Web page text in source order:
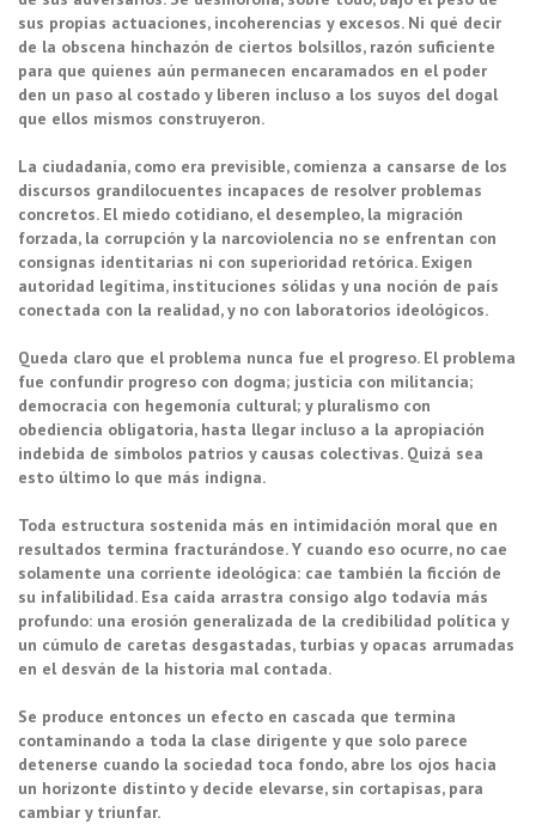
sus propias actuaciones, incoherencias y excesos. Ni qué decir
de la obscena hinchazón de ciertos bolsillos, razón suficiente
para que quienes aún permanecen encaramados en el poder
den un paso al costado y liberen incluso a los suyos del dogal
que ellos mismos construyeron.
La ciudadanía, como era previsible, comienza a cansarse de los
discursos grandilocuentes incapaces de resolver problemas
concretos. El miedo cotidiano, el desempleo, la migración
forzada, la corrupción y la narcoviolencia no se enfrentan con
consignas identitarias ni con superioridad retórica. Exigen
autoridad legítima, instituciones sólidas y una noción de país
conectada con la realidad, y no con laboratorios ideológicos.
Queda claro que el problema nunca fue el progreso. El problema
fue confundir progreso con dogma; justicia con militancia;
democracia con hegemonía cultural; y pluralismo con
obediencia obligatoria, hasta llegar incluso a la apropiación
indebida de símbolos patrios y causas colectivas. Quizá sea
esto último lo que más indigna.
Toda estructura sostenida más en intimidación moral que en
resultados termina fracturándose. Y cuando eso ocurre, no cae
solamente una corriente ideológica: cae también la ficción de
su infalibilidad. Esa caída arrastra consigo algo todavía más
profundo: una erosión generalizada de la credibilidad política y
un cúmulo de caretas desgastadas, turbias y opacas arrumadas
en el desván de la historia mal contada.
Se produce entonces un efecto en cascada que termina
contaminando a toda la clase dirigente y que solo parece
detenerse cuando la sociedad toca fondo, abre los ojos hacia
un horizonte distinto y decide elevarse, sin cortapisas, para
cambiar y triunfar.